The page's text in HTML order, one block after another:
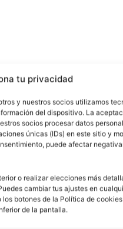
tu privacidad
y nuestros socios utilizamos
del dispositivo. La
socios procesar datos
únicas (IDs) en este sitio y
puede afectar
o realizar elecciones más
cambiar tus ajustes en
botones de la Política de
de la pantalla.